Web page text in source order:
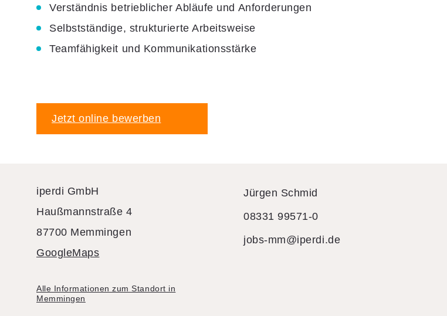
Verständnis betrieblicher Abläufe und Anforderungen
Selbstständige, strukturierte Arbeitsweise
Teamfähigkeit und Kommunikationsstärke
Jetzt online bewerben
iperdi GmbH
Haußmannstraße 4
87700 Memmingen
GoogleMaps
Alle Informationen zum Standort in
Memmingen
Jürgen Schmid
08331 99571-0
jobs-mm@iperdi.de